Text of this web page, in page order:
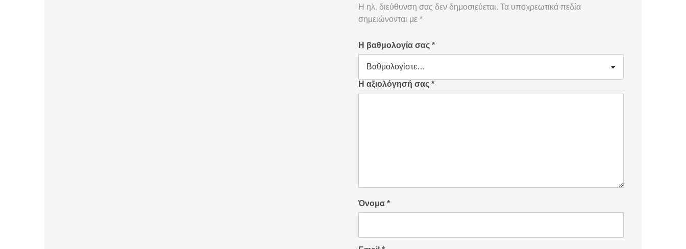
Η ηλ. διεύθυνση σας δεν δημοσιεύεται.
Τα υποχρεωτικά πεδία
σημειώνονται με *
Η βαθμολογία σας *
Η αξιολόγησή σας *
Όνομα *